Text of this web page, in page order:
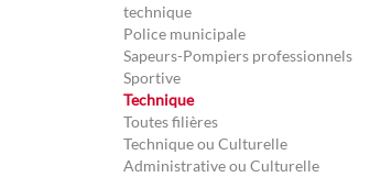
technique
Police municipale
Sapeurs-Pompiers professionnels
Sportive
Technique
Toutes filières
Technique ou Culturelle
Administrative ou Culturelle